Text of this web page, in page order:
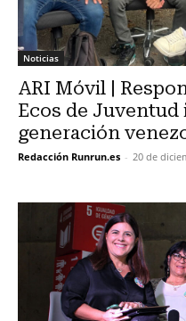
Noticias
ARI Móvil |
Ecos de Juventud
generación
Redacción Runrun.es - 20 de